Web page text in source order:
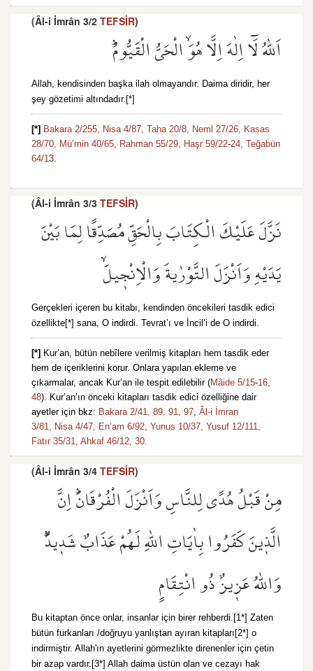
(Âl-i İmrân 3/2 TEFSİR)
اَللّٰهُ لَٓا اِلٰهَ اِلَّا هُوَۙ الْحَيُّ الْقَيُّومُۜ
Allah, kendisinden başka ilah olmayandır. Daima diridir, her
şey gözetimi altındadır.[*]
[*] Bakara 2/255, Nisa 4/87, Taha 20/8, Neml 27/26, Kasas
28/70, Mü’min 40/65, Rahman 55/29, Haşr 59/22-24, Teğabün
64/13.
(Âl-i İmrân 3/3 TEFSİR)
نَزَّلَ عَلَيْكَ الْكِتَابَ بِالْحَقِّ مُصَدِّقًا لِمَا بَيْنَ
يَدَيْهِ وَاَنْزَلَ التَّوْرٰيةَ وَالْاِنْج۪يلَۙ
Gerçekleri içeren bu kitabı, kendinden öncekileri tasdik edici
özellikte[*] sana, O indirdi. Tevrat’ı ve İncil’i de O indirdi.
[*] Kur’an, bütün nebîlere verilmiş kitapları hem tasdik eder
hem de içeriklerini korur. Onlara yapılan ekleme ve
çıkarmalar, ancak Kur’an ile tespit edilebilir (Mâide 5/15-16,
48). Kur’an’ın önceki kitapları tasdik edici özelliğine dair
ayetler için bkz: Bakara 2/41, 89, 91, 97, Âl-i İmran
3/81, Nisa 4/47, En’am 6/92, Yunus 10/37, Yusuf 12/111,
Fatır 35/31, Ahkaf 46/12, 30.
(Âl-i İmrân 3/4 TEFSİR)
مِنْ قَبْلُ هُدًى لِلنَّاسِ وَاَنْزَلَ الْفُرْقَانَۜ اِنَّ
الَّذ۪ينَ كَفَرُوا بِاٰيَاتِ اللّٰهِ لَهُمْ عَذَابٌ شَد۪يدٌۜ
وَاللّٰهُ عَز۪يزٌ ذُو انْتِقَامٍ
Bu kitaptan önce onlar, insanlar için birer rehberdi.[1*] Zaten
bütün furkanları /doğruyu yanlıştan ayıran kitapları[2*] o
indirmiştir. Allah'ın ayetlerini görmezlikte direnenler için çetin
bir azap vardır.[3*] Allah daima üstün olan ve cezayı hak